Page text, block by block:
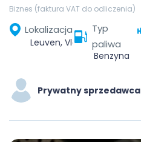
Biznes (faktura VAT do odliczenia)
Lokalizacja
Leuven, Vlaams-Brabant, Vlaanderen, België
Typ
paliwa
Benzyna
Prywatny sprzedawca